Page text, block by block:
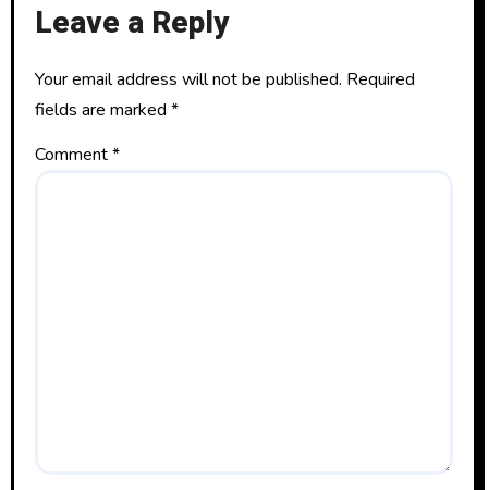
Leave a Reply
Your email address will not be published. Required
fields are marked *
Comment*